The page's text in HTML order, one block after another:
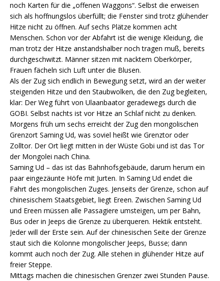
noch Karten für die „offenen Waggons“. Selbst die erweisen
sich als hoffnungslos überfüllt; die Fenster sind trotz glühender
Hitze nicht zu öffnen. Auf sechs Plätze kommen acht
Menschen. Schon vor der Abfahrt ist die wenige Kleidung, die
man trotz der Hitze anstandshalber noch tragen muß, bereits
durchgeschwitzt. Männer sitzen mit nacktem Oberkörper,
Frauen fächeln sich Luft unter die Blusen.
Als der Zug sich endlich in Bewegung setzt, wird an der weiter
steigenden Hitze und den Staubwolken, die den Zug begleiten,
klar: Der Weg führt von Ulaanbaator geradewegs durch die
GOBI. Selbst nachts ist vor Hitze an Schlaf nicht zu denken.
Morgens früh um sechs erreicht der Zug den mongolischen
Grenzort Saming Ud, was soviel heißt wie Grenztor oder
Zolltor. Der Ort liegt mitten in der Wüste Gobi und ist das Tor
der Mongolei nach China.
Saming Ud – das ist das Bahnhofsgebäude, darum herum ein
paar eingezäunte Höfe mit Jurten. In Saming Ud endet die
Fahrt des mongolischen Zuges. Jenseits der Grenze, schon auf
chinesischem Staatsgebiet, liegt Ereen. Zwischen Saming Ud
und Ereen müssen alle Passagiere umsteigen, um per Bahn,
Bus oder in Jeeps die Grenze zu überqueren. Hektik entsteht.
Jeder will der Erste sein. Auf der chinesischen Seite der Grenze
staut sich die Kolonne mongolischer Jeeps, Busse; dann
kommt auch noch der Zug. Alle stehen in glühender Hitze auf
freier Steppe.
Mittags machen die chinesischen Grenzer zwei Stunden Pause.